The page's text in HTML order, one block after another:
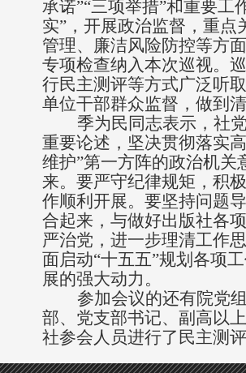
承诺”“三项举措”和重要
实”，开展政治监督 ，重点
管理、廉洁风险防控等方
专项检查纳入本次巡视。
行民主测评等方式广泛听
单位干部群众监督，做到
季为民同志表示， 社
重要论述 ，坚决贯彻落实
维护”第一方阵的政治机关
来。要严守纪律规矩， 积
作顺利开展。要坚持问题
合起来 ， 与做好出版社各
严治党， 进一步理清工作
面启动“十五五”规划各项工
展的强大动力 。
参加会议的还有院党
部、党支部书记、副高以
社参会人员进行了民主测评